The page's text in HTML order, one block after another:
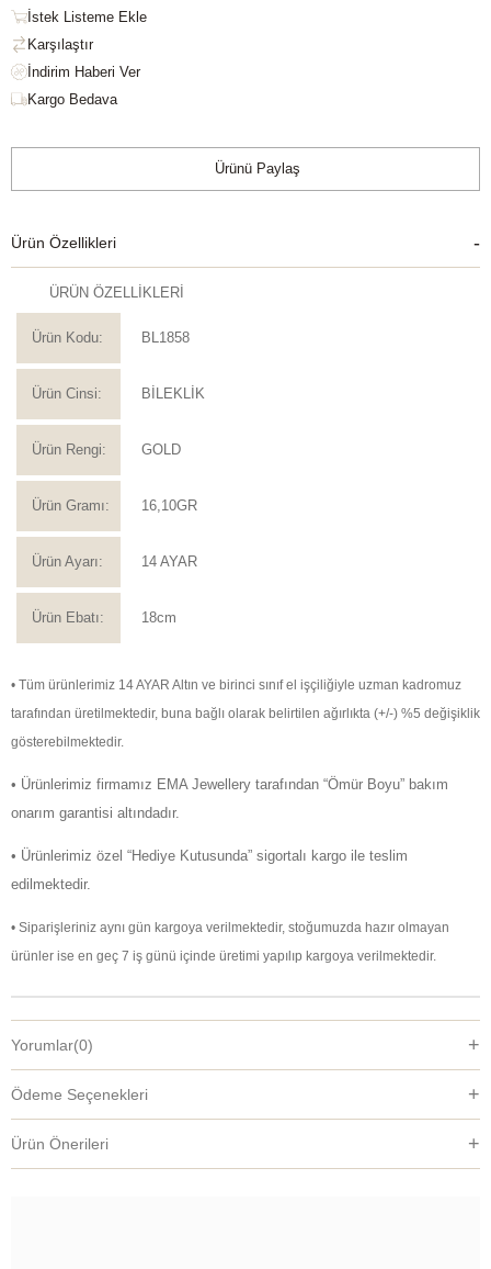
İstek Listeme Ekle
Karşılaştır
Kargo Bedava
Ürünü Paylaş
Ürün Özellikleri
ÜRÜN ÖZELLİKLERİ
Ürün Kodu: BL1858
Ürün Cinsi: BİLEKLİK
Ürün Rengi: GOLD
Ürün Gramı: 16,10GR
Ürün Ayarı: 14 AYAR
Ürün Ebatı: 18cm
• Tüm ürünlerimiz 14 AYAR Altın ve birinci sınıf el işçiliğiyle uzman kadromuz
tarafından üretilmektedir, buna bağlı olarak belirtilen ağırlıkta (+/-) %5 değişiklik
gösterebilmektedir.
• Ürünlerimiz firmamız EMA Jewellery tarafından “Ömür Boyu” bakım
onarım garantisi altındadır.
• Ürünlerimiz özel “Hediye Kutusunda” sigortalı kargo ile teslim
edilmektedir.
• Siparişleriniz aynı gün kargoya verilmektedir, stoğumuzda hazır olmayan
ürünler ise en geç 7 iş günü içinde üretimi yapılıp kargoya verilmektedir.
Yorumlar(0)
Ödeme Seçenekleri
Ürün Önerileri